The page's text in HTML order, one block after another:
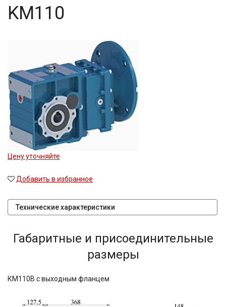
KM110
Цену уточняйте
Добавить в избранное
Технические характеристики
Габаритные и присоединительные
размеры
КМ110В с выходным фланцем